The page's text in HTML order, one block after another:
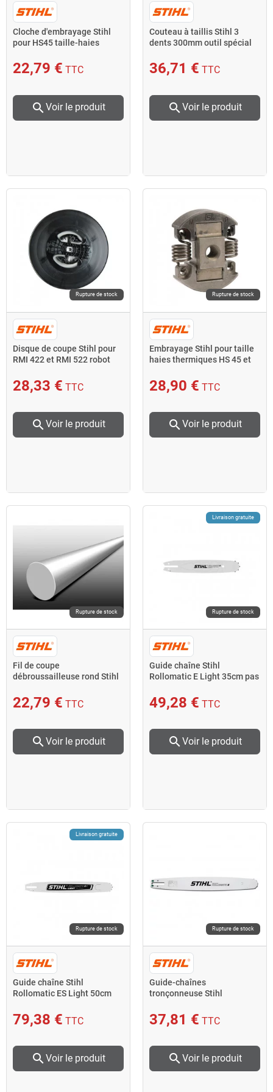
Cloche d'embrayage Stihl
pour HS45 taille-haies
22,79 € TTC
search Voir le produit
Couteau à taillis Stihl 3
dents 300mm outil spécial
36,71 € TTC
search Voir le produit
Rupture de stock
Disque de coupe Stihl pour
RMI 422 et RMI 522 robot
28,33 € TTC
search Voir le produit
Rupture de stock
Embrayage Stihl pour taille
haies thermiques HS 45 et
28,90 € TTC
search Voir le produit
Rupture de stock
Fil de coupe
débroussailleuse rond Stihl
22,79 € TTC
search Voir le produit
Livraison gratuite
Rupture de stock
Guide chaîne Stihl
Rollomatic E Light 35cm pas
49,28 € TTC
search Voir le produit
Livraison gratuite
Rupture de stock
Guide chaîne Stihl
Rollomatic ES Light 50cm
79,38 € TTC
search Voir le produit
Rupture de stock
Guide-chaînes
tronçonneuse Stihl
P jauge 1,3mm
37,81 € TTC
search Voir le produit